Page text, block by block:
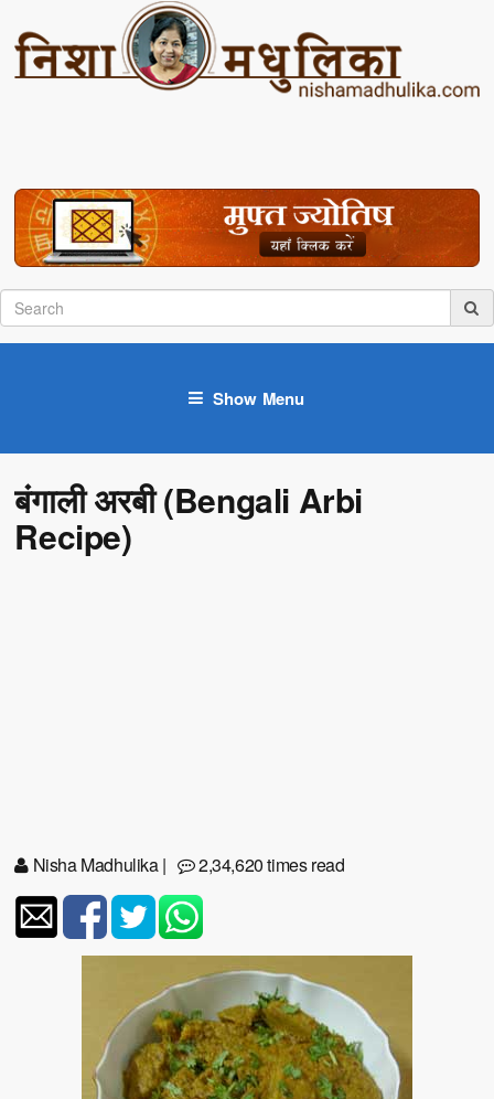
Show Menu
बंगाली अरबी (Bengali Arbi
Recipe)
Nisha Madhulika| 2,34,620 times read